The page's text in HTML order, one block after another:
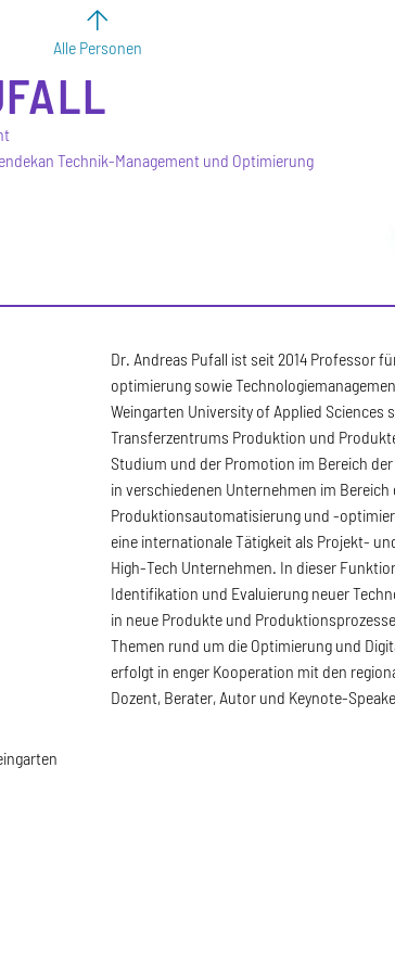
Alle Personen
Technik-Management und Optimierung
Dr. Andreas Pufall ist seit 2014 Professor
optimierung sowie
Weingarten University of Applied Sciences
Transferzentrums Produktion und
Studium und der Promotion im Bereich
in verschiedenen Unternehmen im Bereich
Produktionsautomatisierung und -
eine internationale Tätigkeit als Projekt-
High-Tech Unternehmen. In dieser
Identifikation und Evaluierung neuer
in neue Produkte und
Themen rund um die Optimierung und
erfolgt in enger Kooperation mit den
Dozent, Berater, Autor und Keynote-